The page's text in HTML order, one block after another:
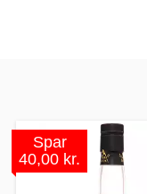
Spar
40,00 kr.